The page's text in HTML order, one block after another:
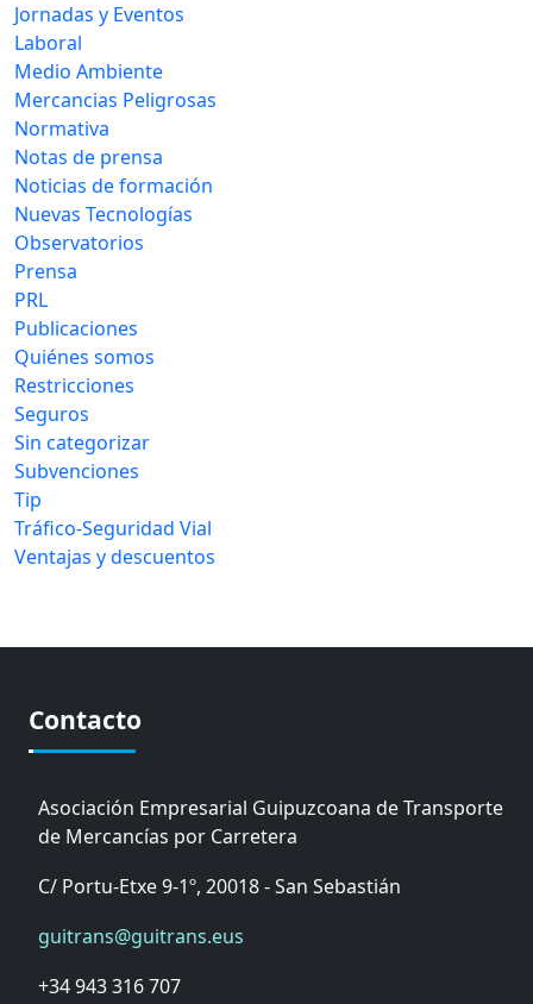
Jornadas y Eventos
Laboral
Medio Ambiente
Mercancias Peligrosas
Normativa
Notas de prensa
Noticias de formación
Nuevas Tecnologías
Observatorios
Prensa
PRL
Publicaciones
Quiénes somos
Restricciones
Seguros
Sin categorizar
Subvenciones
Tip
Tráfico-Seguridad Vial
Ventajas y descuentos
Contacto
Asociación Empresarial Guipuzcoana de Transporte
de Mercancías por Carretera
C/ Portu-Etxe 9-1º, 20018 - San Sebastián
guitrans@guitrans.eus
+34 943 316 707